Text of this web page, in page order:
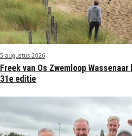
5 augustus 2026
Freek van Os Zwemloop
31e editie